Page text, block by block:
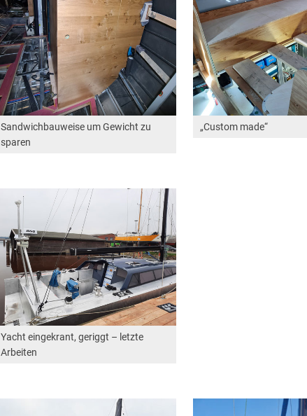
Sandwichbauweise um Gewicht zu
sparen
„Custom made“
Yacht eingekrant, geriggt – letzte
Arbeiten